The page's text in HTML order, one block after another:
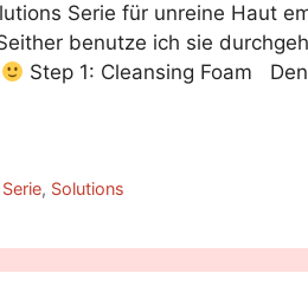
Serie für unreine Haut
benutze ich sie
Step 1: Cleansing Foam
Serie, Solutions